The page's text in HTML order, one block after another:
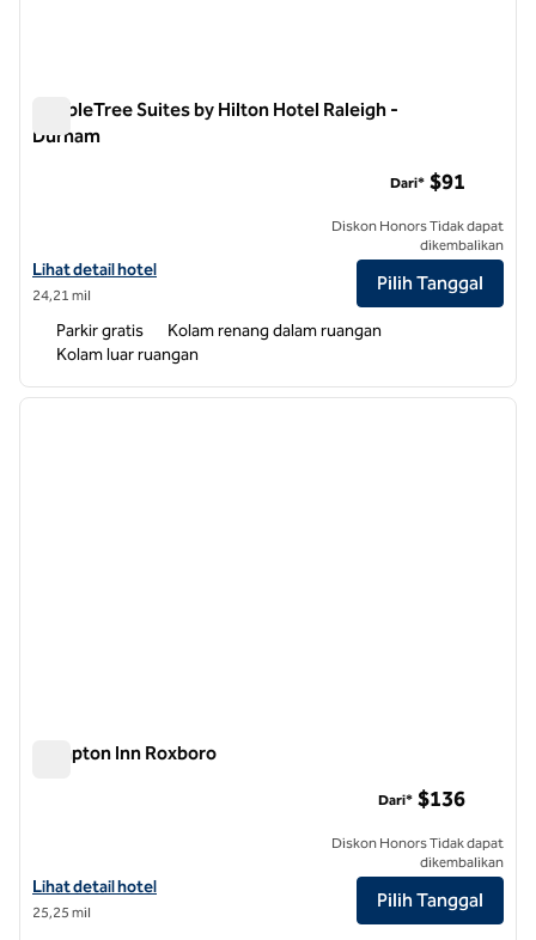
DoubleTree Suites by Hilton Hotel Raleigh -
Durham
Lihat perincian hotel untuk DoubleTree Suites by Hilton Hotel
Lihat detail hotel
24,21 mil
Dari* $91
Diskon Honors Tidak dapat
dikembalikan
Pilih Tanggal
Parkir gratis
Kolam renang dalam ruangan
Kolam luar ruangan
1 dari 12
Hampton Inn Roxboro
Lihat detail hotel untuk Hampton Inn Roxboro
Lihat detail hotel
25,25 mil
Dari* $136
Diskon Honors Tidak dapat
dikembalikan
Pilih Tanggal